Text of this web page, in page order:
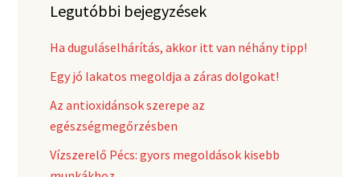
Legutóbbi bejegyzések
Ha duguláselhárítás, akkor itt van néhány tipp!
Egy jó lakatos megoldja a záras dolgokat!
Az antioxidánsok szerepe az
egészségmegőrzésben
Vízszerelő Pécs: gyors megoldások kisebb